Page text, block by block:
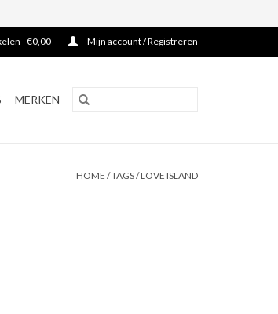
- €0,00 Mijn account / Registreren
MERKEN
HOME /TAGS/LOVE ISLAND